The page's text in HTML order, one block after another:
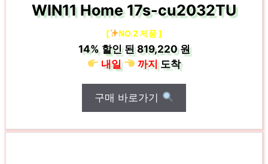
WIN11 Home 17s-cu2032TU
[ NO.2 제품 ]
14%할인 된819,220 원
내일
까지도착
구매 바로가기